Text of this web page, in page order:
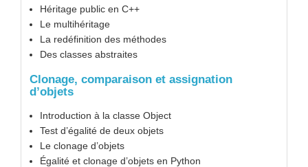
Héritage public en C++
Le multihéritage
La redéfinition des méthodes
Des classes abstraites
Clonage, comparaison et assignation
d’objets
Introduction à la classe Object
Test d’égalité de deux objets
Le clonage d’objets
Égalité et clonage d’objets en Python